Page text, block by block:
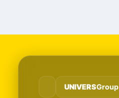
UNIVERSGroup